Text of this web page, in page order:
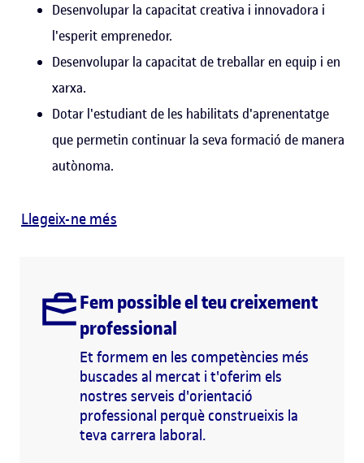
Desenvolupar la capacitat creativa i innovadora i
l'esperit emprenedor.
Desenvolupar la capacitat de treballar en equip i en
xarxa.
Dotar l'estudiant de les habilitats d'aprenentatge
que permetin continuar la seva formació de manera
autònoma.
Llegeix-ne més
Fem possible el teu creixement
professional
Et formem en les competències més
buscades al mercat i t'oferim els
nostres serveis d'orientació
professional perquè construeixis la
teva carrera laboral.